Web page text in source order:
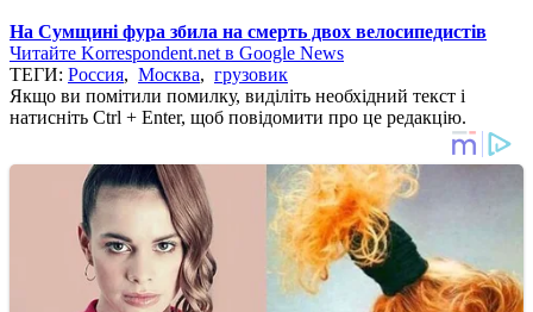
На Сумщині фура збила на смерть двох велосипедистів
Читайте Korrespondent.net в Google News
ТЕГИ: Россия, Москва, грузовик
Якщо ви помітили помилку, виділіть необхідний текст і
натисніть Ctrl + Enter, щоб повідомити про це редакцію.